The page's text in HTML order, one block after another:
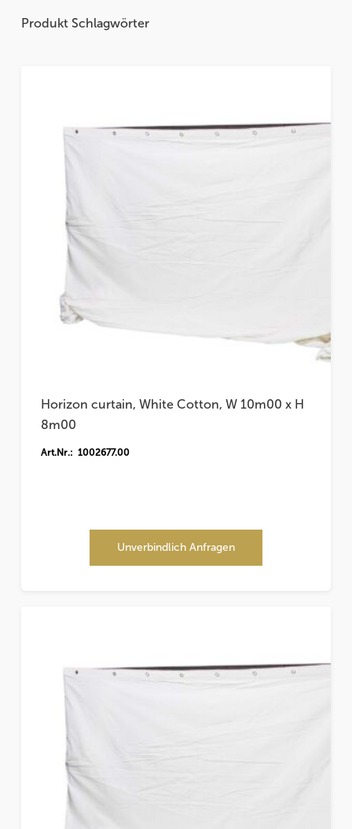
Produkt Schlagwörter
Horizon curtain, White Cotton, W 10m00 x H
8m00
Art.Nr.: 1002677.00
Unverbindlich Anfragen